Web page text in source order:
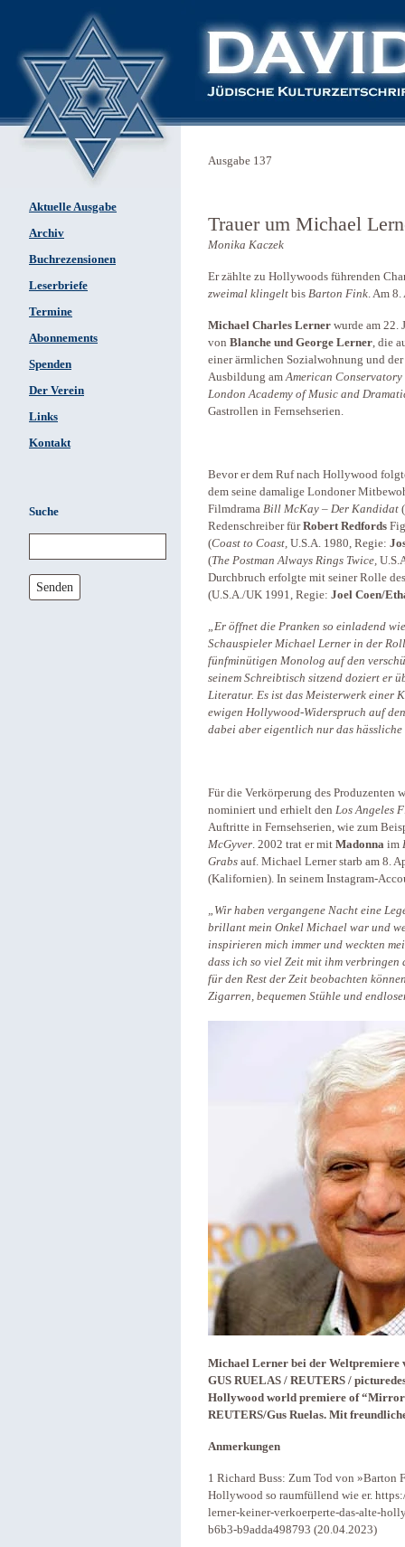
Aktuelle Ausgabe
Archiv
Buchrezensionen
Leserbriefe
Termine
Abonnements
Spenden
Der Verein
Links
Kontakt
Suche
Senden
Ausgabe 137
Trauer um Michael
Monika Kaczek
Er zählte zu Hollywoods führenden
zweimal klingelt bis Barton Fink. Am
Michael Charles Lerner wurde am 22.
von Blanche und George Lerner, die
einer ärmlichen Sozialwohnung und
Ausbildung amAmerican Conservatory
London Academy of Music and
Gastrollen in Fernsehserien.
Bevor er dem Ruf nach Hollywood
dem seine damalige Londoner
Filmdrama Bill McKay – Der Kandidat (
Redenschreiber fürRobert Redfords
(Coast to Coast, U.S.A. 1980, Regie:
(The Postman Always Rings Twice,
Durchbruch erfolgte mit seiner Rolle
(U.S.A./UK 1991, Regie: Joel Coen/
„Er öffnet die Pranken so einladend
Schauspieler Michael Lerner in der
fünfminütigen Monolog auf den
seinem Schreibtisch sitzend doziert er
Literatur. Es ist das Meisterwerk einer
ewigen Hollywood-Widerspruch auf
dabei aber eigentlich nur das
Für die Verkörperung des Produzenten
nominiert und erhielt den Los Angeles
Auftritte in Fernsehserien, wie zum
McGyver. 2002 trat er mit Madonna im
Grabs auf. Michael Lerner starb am 8.
(Kalifornien). In seinem Instagram-
„Wir haben vergangene Nacht eine
brillant mein Onkel Michael war und
inspirieren mich immer und weckten
dass ich so viel Zeit mit ihm
für den Rest der Zeit beobachten
Zigarren, bequemen Stühle und
Michael Lerner bei der
GUS RUELAS / REUTERS /
Hollywood world premiere of
REUTERS/Gus Ruelas. Mit
Anmerkungen
1 Richard Buss: Zum Tod von »Barton
Hollywood so raumfüllend wie er.
lerner-keiner-verkoerperte-das-alte-
b6b3-b9adda498793 (20.04.2023)